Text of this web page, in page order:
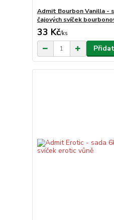
Admit Bourbon Vanilla -
čajových svíček
33 Kč/ks